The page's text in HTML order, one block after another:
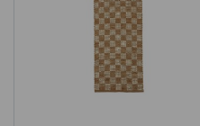
korkeavyötäröiset